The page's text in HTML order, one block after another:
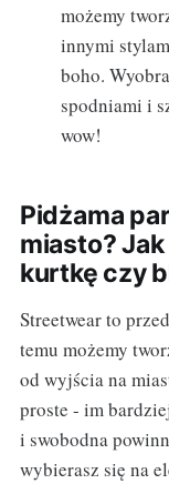
możemy
innymi
boho.
spodniami i
wow!
Pidżama
miasto?
kurtkę czy
Streetwear to
temu możemy
od wyjścia na
proste - im
i swobodna
wybierasz się na